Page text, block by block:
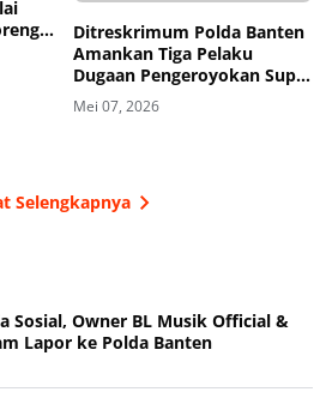
Ditreskrimum Polda Banten
Amankan Tiga Pelaku
Dugaan Pengeroyokan Supir
di Toll
Mei 07, 2026
Selengkapnya
Sosial, Owner BL Musik Official &
Lapor ke Polda Banten